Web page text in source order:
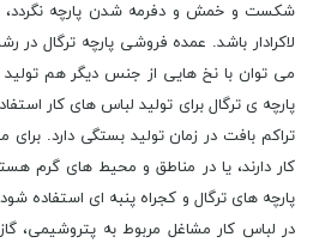
شکست و خمش و دفرمه شدن پارچه نگردد،
لاکرادار باشد. عمده فروشی پارچه ترگال
می توان با نخ هایی از جنس دیگر هم تولید
پارچه ی ترگال برای تولید لباس های کار
تراکم بافت در زمان تولید بستگی دارد.
کار دارند، یا در مناطق و محیط های گرم
پارچه های ترگال و کجراه پنبه ای استفاده
در لباس کار مشاغل مربوط به پتروشیمی،